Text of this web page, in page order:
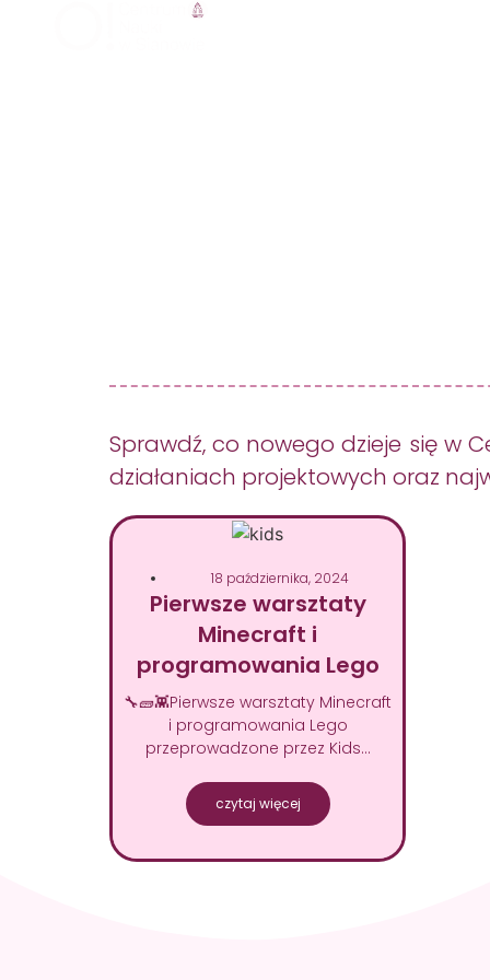
Sprawdź, co nowego dzieje się w
działaniach projektowych oraz
18 października, 2024
Pierwsze warsztaty
Minecraft i
programowania Lego
🔧🧱👾Pierwsze warsztaty Minecraft
i programowania Lego
przeprowadzone przez Kids…
czytaj więcej